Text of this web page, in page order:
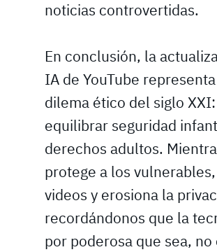
noticias controvertidas.
En conclusión, la
IA de YouTube
dilema ético del siglo XXI:
equilibrar seguridad
derechos adultos.
protege a los
videos y erosiona la
recordándonos que la
por poderosa que sea, no